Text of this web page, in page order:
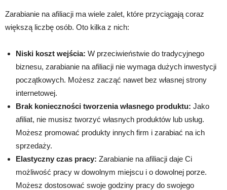
Zarabianie na afiliacji ma wiele zalet, które przyciągają coraz
większą liczbę osób. Oto kilka z nich:
Niski koszt wejścia: W przeciwieństwie do tradycyjnego
biznesu, zarabianie na afiliacji nie wymaga dużych inwestycji
początkowych. Możesz zacząć nawet bez własnej strony
internetowej.
Brak konieczności tworzenia własnego produktu: Jako
afiliat, nie musisz tworzyć własnych produktów lub usług.
Możesz promować produkty innych firm i zarabiać na ich
sprzedaży.
Elastyczny czas pracy: Zarabianie na afiliacji daje Ci
możliwość pracy w dowolnym miejscu i o dowolnej porze.
Możesz dostosować swoje godziny pracy do swojego